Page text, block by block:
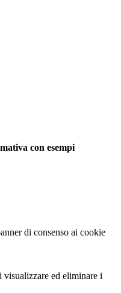
con esempi
di consenso ai cookie
ed eliminare i